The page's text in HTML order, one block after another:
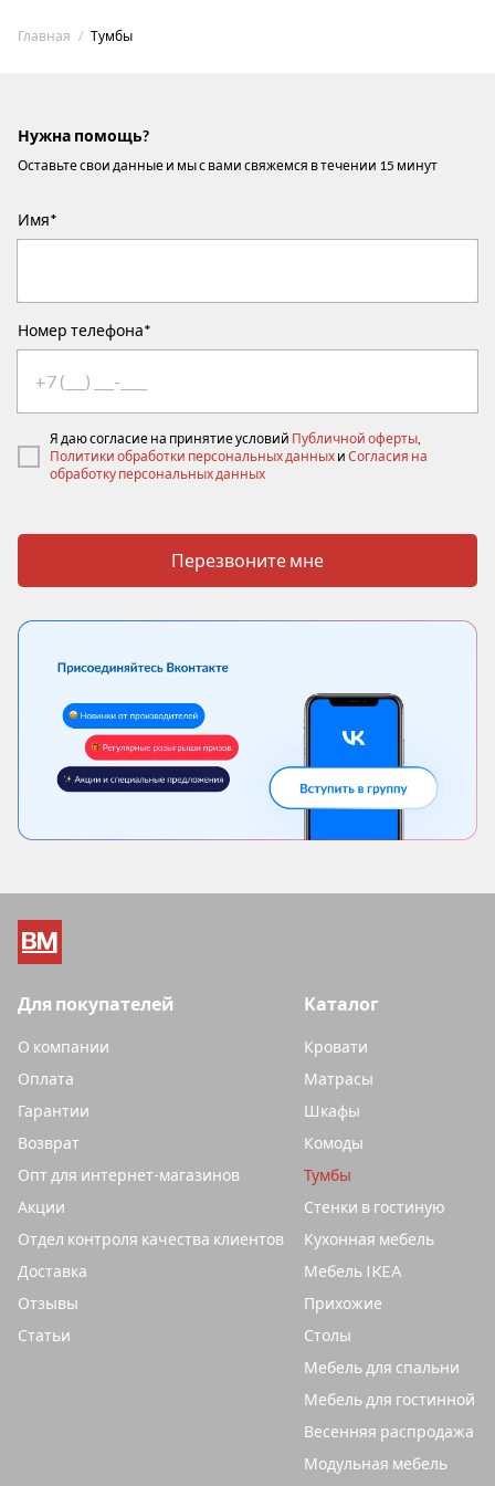
Главная Тумбы
Нужна помощь?
Оставьте свои данные и мы с вами свяжемся в течении 15 минут
Имя*
Номер телефона*
Я даю согласие на принятие условий Публичной оферты,
Политики обработки персональных данных и Согласия на
обработку персональных данных
Перезвоните мне
Каталог
Кровати
Матрасы
Шкафы
Комоды
Тумбы
Стенки в гостиную
Кухонная мебель
Мебель IKEA
Прихожие
Столы
Мебель для спальни
Мебель для гостинной
Весенняя распродажа
Модульная мебель
Для покупателей
О компании
Оплата
Гарантии
Возврат
Опт для интернет-магазинов
Акции
Отдел контроля качества клиентов
Доставка
Отзывы
Статьи